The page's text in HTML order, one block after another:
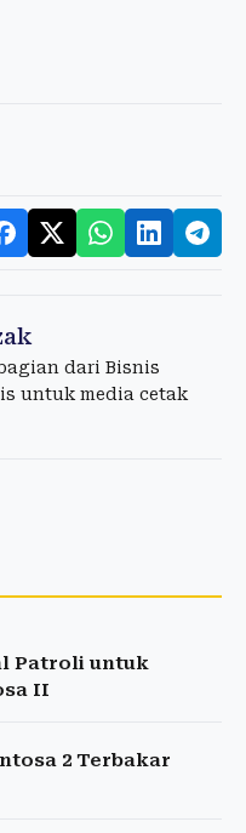
dari Bisnis
untuk media cetak
Patroli untuk
II
2 Terbakar